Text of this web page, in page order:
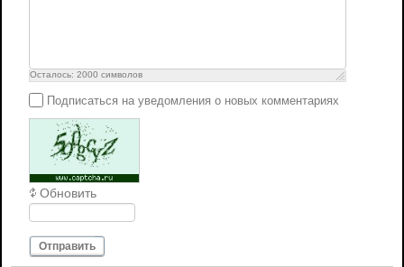
Осталось: 2000 символов
Подписаться на уведомления о новых комментариях
Обновить
Отправить